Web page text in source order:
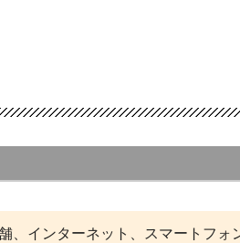
、インターネット、スマートフ